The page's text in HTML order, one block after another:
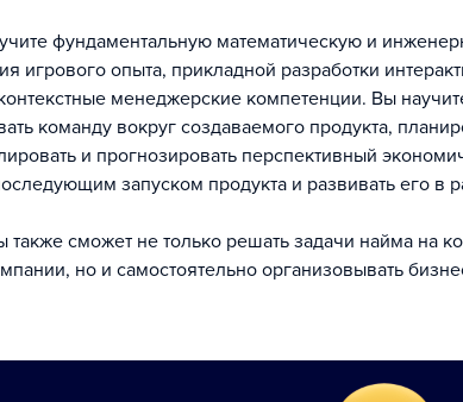
фундаментальную математическую и
игрового опыта, прикладной разработки
менеджерские компетенции. Вы
команду вокруг создаваемого продукта,
и прогнозировать перспективный
запуском продукта и развивать его в
сможет не только решать задачи найма на
но и самостоятельно организовывать